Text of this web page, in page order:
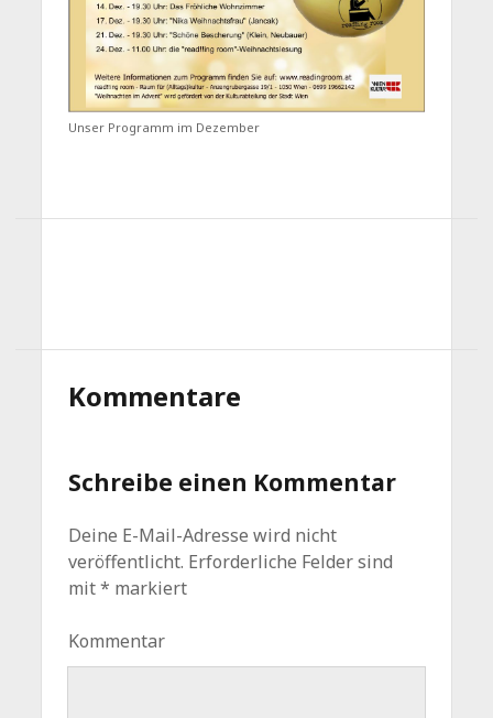
Unser Programm im Dezember
Kommentare
Schreibe einen Kommentar
Deine E-Mail-Adresse wird nicht
veröffentlicht. Erforderliche Felder sind
mit* markiert
Kommentar